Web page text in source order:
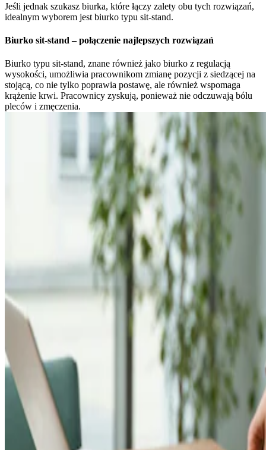
Jeśli jednak szukasz biurka, które łączy zalety obu tych rozwiązań,
idealnym wyborem jest biurko typu sit-stand.
Biurko sit-stand – połączenie najlepszych rozwiązań
Biurko typu sit-stand, znane również jako biurko z regulacją
wysokości, umożliwia pracownikom zmianę pozycji z siedzącej na
stojącą, co nie tylko poprawia postawę, ale również wspomaga
krążenie krwi. Pracownicy zyskują, ponieważ nie odczuwają bólu
pleców i zmęczenia.